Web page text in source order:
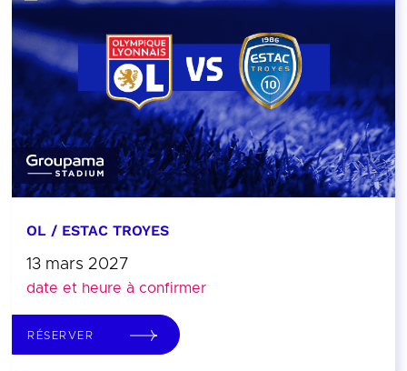
OL / ESTAC TROYES
13 mars 2027
date et heure à confirmer
RÉSERVER